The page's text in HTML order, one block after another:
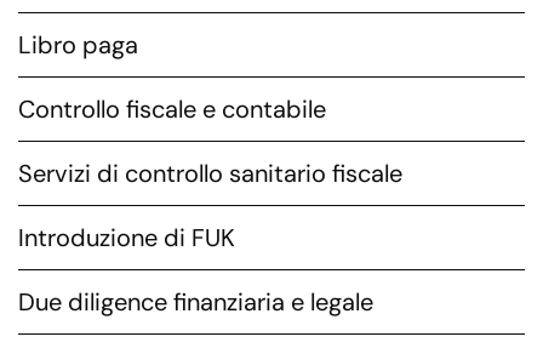
Libro paga
Controllo fiscale e contabile
Servizi di controllo sanitario fiscale
Introduzione di FUK
Due diligence finanziaria e legale